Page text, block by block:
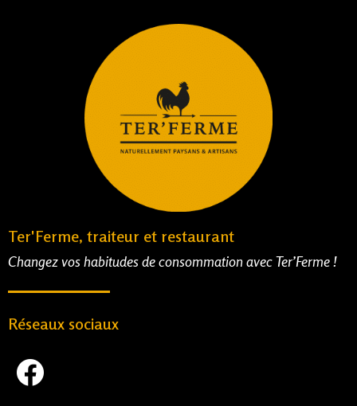
Ter'Ferme, traiteur et restaurant
Changez vos habitudes de consommation avec Ter’Ferme !
Réseaux sociaux